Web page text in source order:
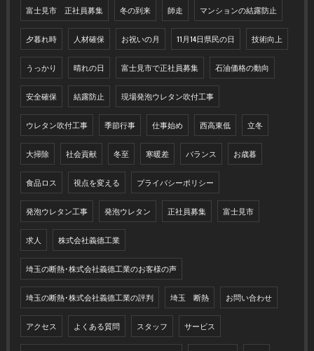
富士見市 正社員募集 冬の到来 師走 マンションの結露防止
夕暮れ時 人材確保 お祝いの月 11月14日県民の日 技術向上
うっかり 晴れの日 富士見市で正社員募集 石油価格の動向
安全確保 結露防止 現場発泡ウレタン吹付工事
ウレタン吹付工事 季節行事 仕事始め 西高東低 立冬
大掃除 社会貢献 冬至 寒暖差 バランス お歳暮
食品ロス 視点を変える プライバシーポリシー
発泡ウレタン工事 発泡ウレタン 正社員募集 富士見市
求人 株式会社義德工業
埼玉の断熱･株式会社義德工業のお客様の声
埼玉の断熱･株式会社義德工業の評判 埼玉 断熱 お問い合わせ
アクセス よくある質問 スタッフ サービス